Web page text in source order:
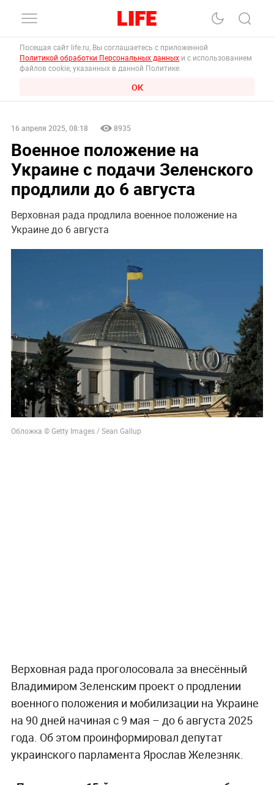
Посещая сайт life.ru, Вы соглашаетесь с приложенной
Политикой обработки Персональных данных и с использованием
файлов cookie, указанных в данной Политике.
ОК
16 апреля 2025, 08:18 8935
Военное положение на
Украине с подачи Зеленского
продлили до 6 августа
Верховная рада продлила военное положение на
Украине до 6 августа
Обложка © Getty Images / Sean Gallup
Верховная рада проголосовала за внесённый
Владимиром Зеленским проект о продлении
военного положения и мобилизации на Украине
на 90 дней начиная с 9 мая – до 6 августа 2025
года. Об этом проинформировал депутат
украинского парламента Ярослав Железняк.